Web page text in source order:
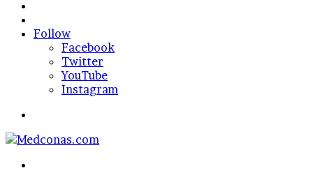
In
Follow
Facebook
Twitter
YouTube
Instagram